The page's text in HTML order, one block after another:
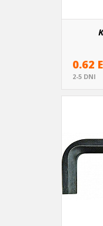
0.62
2-5 DNI